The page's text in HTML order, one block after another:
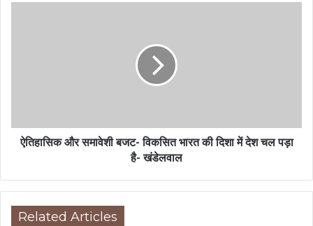
ऐतिहासिक और समावेशी बजट- विकसित भारत की दिशा में देश चल पड़ा
है- खंडेलवाल
Related Articles